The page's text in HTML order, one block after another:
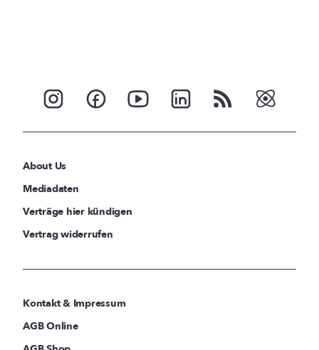
About Us
Mediadaten
Verträge hier kündigen
Vertrag widerrufen
Kontakt & Impressum
AGB Online